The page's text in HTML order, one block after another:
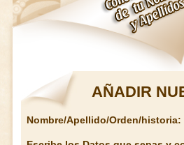
AÑADIR
Nombre/Apellido/Orden/historia: